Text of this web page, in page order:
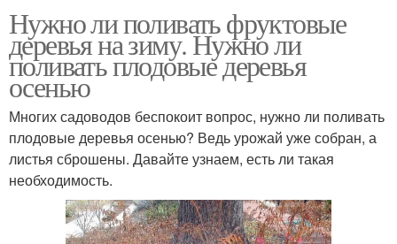
Нужно ли поливать фруктовые
деревья на зиму. Нужно ли
поливать плодовые деревья
осенью
Многих садоводов беспокоит вопрос, нужно ли поливать
плодовые деревья осенью? Ведь урожай уже собран, а
листья сброшены. Давайте узнаем, есть ли такая
необходимость.